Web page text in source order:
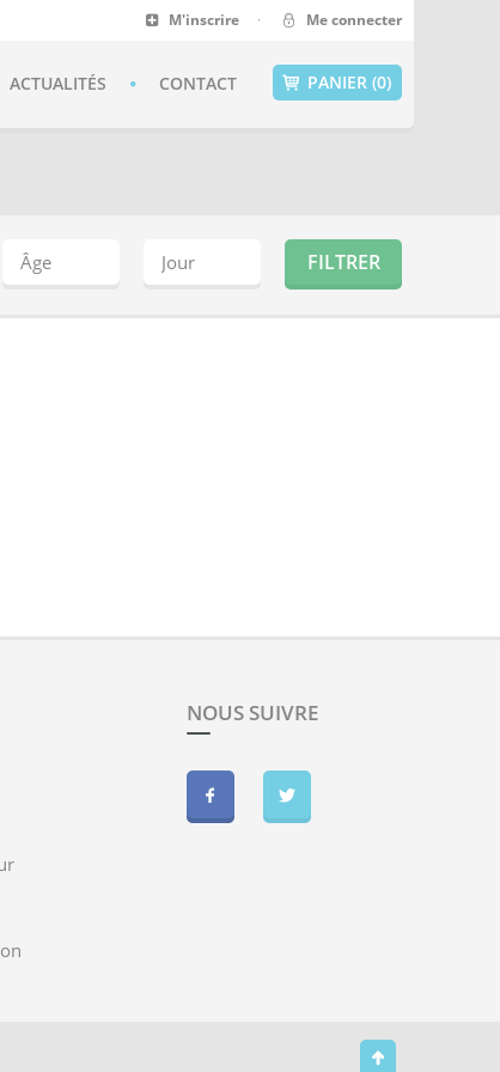
M'inscrire · Me connecter
PANIER (0)
ACTUALITÉS CONTACT
NOUS SUIVRE